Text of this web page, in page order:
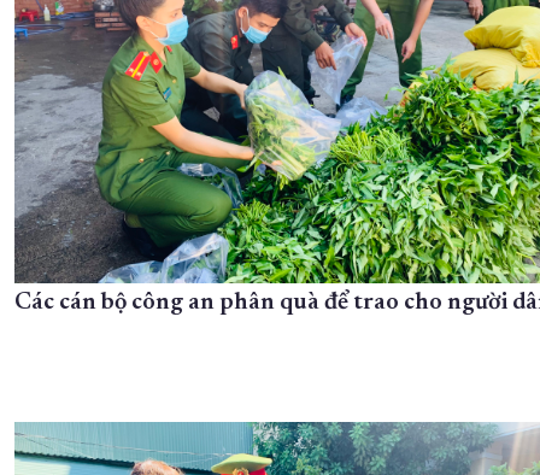
Các cán bộ công an phân quà để trao cho người